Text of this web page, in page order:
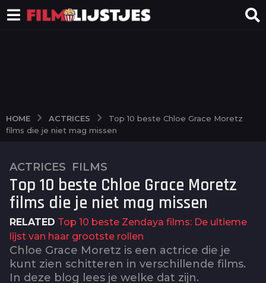
HOME ACTRICES
Top 10 beste Chloe Grace Moretz
films die je niet mag missen
2
j
a
a
r
a
g
o
ACTRICES ,FILMS
Top 10 beste Chloe Grace Moretz
films die je niet mag missen
RELATED Top 10 beste Zendaya films: De ultieme
lijst van haar grootste rollen
Chloe Grace Moretz is een actrice die je
kunt zien schitteren in verschillende films.
In deze blog lees je welke dat zijn.